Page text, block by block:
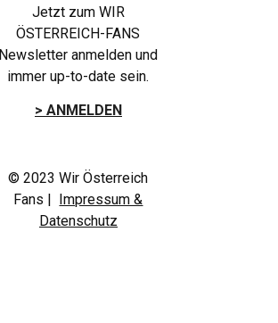
Jetzt zum WIR
ÖSTERREICH-FANS
Newsletter anmelden und
immer up-to-date sein.
> ANMELDEN
© 2023 Wir Österreich
Fans | Impressum &
Datenschutz